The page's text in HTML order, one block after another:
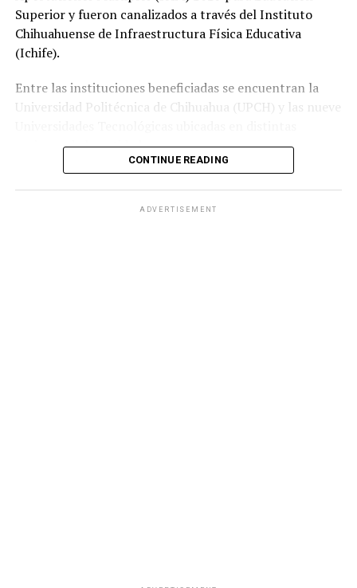
Superior y fueron canalizados a través del Instituto
Chihuahuense de Infraestructura Física Educativa
(Ichife).
Entre las instituciones beneficiadas se encuentran la
Universidad Politécnica de Chihuahua (UPCH) y las nueve
regiones de la entidad.
Durante la entrega, el titular de la SEyD, Francisco Hugo
general del Ichife, Luis Iván Ortega Ornelas, así como el
CONTINUE READING
ADVERTISEMENT